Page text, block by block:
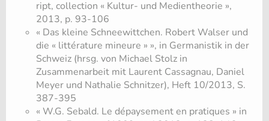
ript, collection « Kultur- und Medientheorie »,
2013, p. 93-106
« Das kleine Schneewittchen. Robert Walser und
die « littérature mineure » », in Germanistik in der
Schweiz (hrsg. von Michael Stolz in
Zusammenarbeit mit Laurent Cassagnau, Daniel
Meyer und Nathalie Schnitzer), Heft 10/2013, S.
387-395
« W.G. Sebald. Le dépaysement en pratiques » in